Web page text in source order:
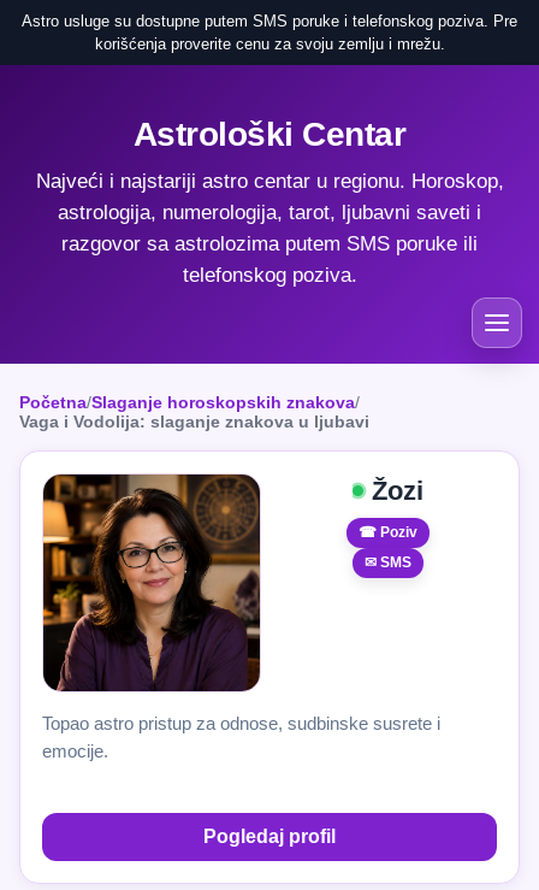
Astro usluge su dostupne putem SMS poruke i telefonskog poziva. Pre
korišćenja proverite cenu za svoju zemlju i mrežu.
Astrološki Centar
Najveći i najstariji astro centar u regionu. Horoskop,
astrologija, numerologija, tarot, ljubavni saveti i
razgovor sa astrolozima putem SMS poruke ili
telefonskog poziva.
Početna/Slaganje horoskopskih znakova/
Vaga i Vodolija: slaganje znakova u ljubavi
Žozi
☎ Poziv
✉ SMS
Topao astro pristup za odnose, sudbinske susrete i
emocije.
Pogledaj profil